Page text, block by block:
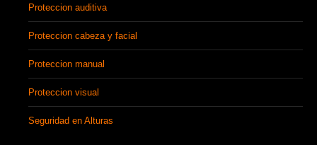
Proteccion auditiva
Proteccion cabeza y facial
Proteccion manual
Proteccion visual
Seguridad en Alturas